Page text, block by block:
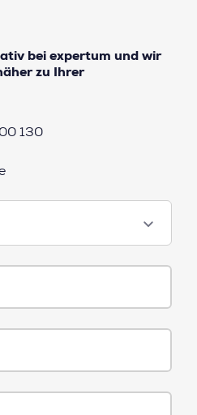
bei expertum und wir
zu Ihrer
130